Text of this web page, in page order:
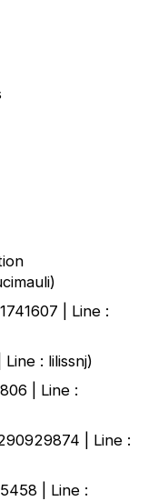
| Line :
Line : lilissnj)
| Line :
| Line :
| Line :